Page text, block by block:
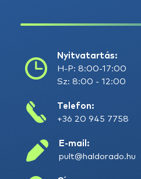
Nyitvatartás:
H-P: 8:00-17:00
Sz: 8:00 - 12:00
Telefon:
+36 20 945 7758
E-mail:
pult@haldorado.hu